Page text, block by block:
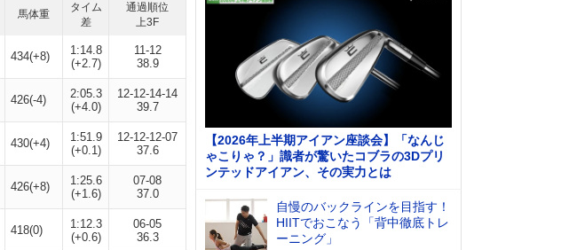
馬体重
タイム
差
通過順位
上3F
434(+8)
1:14.8
(+2.7)
11-12
38.9
426(-4)
2:05.3
(+4.0)
12-12-14-14
39.7
430(+4)
1:51.9
(+0.1)
12-12-12-07
37.6
426(+8)
1:25.6
(+1.6)
07-08
37.0
418(0)
1:12.3
(+0.6)
06-05
36.3
【2026年上半期アイアン座談会】「なんじ
ゃこりゃ？」識者が驚いたコブラの3Dプリ
ンテッドアイアン、その実力とは
自慢のバックラインを目指す！
HIITでおこなう「背中徹底トレ
ーニング」